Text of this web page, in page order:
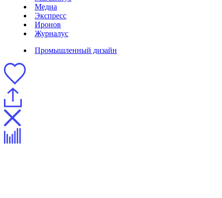
Медиа
Экспресс
Иронов
Журналус
Промышленный дизайн